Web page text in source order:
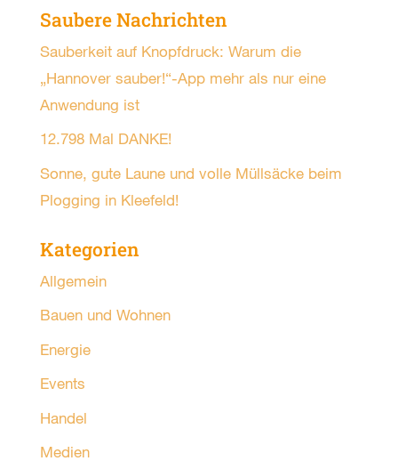
Saubere Nachrichten
Sauberkeit auf Knopfdruck: Warum die
„Hannover sauber!“-App mehr als nur eine
Anwendung ist
12.798 Mal DANKE!
Sonne, gute Laune und volle Müllsäcke beim
Plogging in Kleefeld!
Kategorien
Allgemein
Bauen und Wohnen
Energie
Events
Handel
Medien